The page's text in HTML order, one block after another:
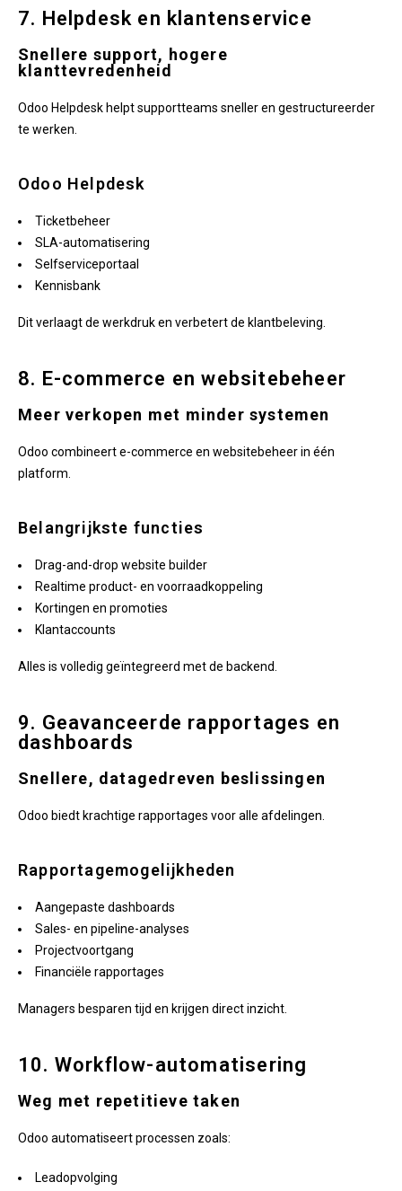
7. Helpdesk en klantenservice
Snellere support, hogere
klanttevredenheid
Odoo Helpdesk helpt supportteams sneller en gestructureerder
te werken.
Odoo Helpdesk
Ticketbeheer
SLA-automatisering
Selfserviceportaal
Kennisbank
Dit verlaagt de werkdruk en verbetert de klantbeleving.
8. E-commerce en websitebeheer
Meer verkopen met minder systemen
Odoo combineert e-commerce en websitebeheer in één
platform.
Belangrijkste functies
Drag-and-drop website builder
Realtime product- en voorraadkoppeling
Kortingen en promoties
Klantaccounts
Alles is volledig geïntegreerd met de backend.
9. Geavanceerde rapportages en
dashboards
Snellere, datagedreven beslissingen
Odoo biedt krachtige rapportages voor alle afdelingen.
Rapportagemogelijkheden
Aangepaste dashboards
Sales- en pipeline-analyses
Projectvoortgang
Financiële rapportages
Managers besparen tijd en krijgen direct inzicht.
10. Workflow-automatisering
Weg met repetitieve taken
Odoo automatiseert processen zoals:
Leadopvolging